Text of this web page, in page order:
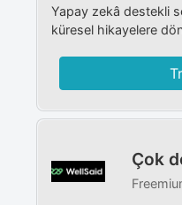
Yapay zekâ destekli
küresel hikayelere
Çok